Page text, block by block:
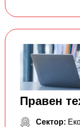
Правен
Сектор: